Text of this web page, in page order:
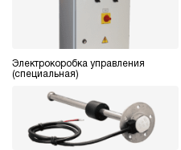
Электрокоробка управления
(специальная)